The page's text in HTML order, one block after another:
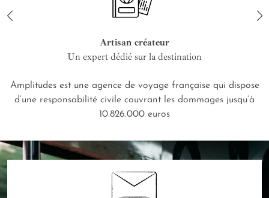
Artisan créateur
Un expert dédié sur la destination
Amplitudes est une agence de voyage française qui dispose
d’une responsabilité civile couvrant les dommages jusqu’à
10.826.000 euros